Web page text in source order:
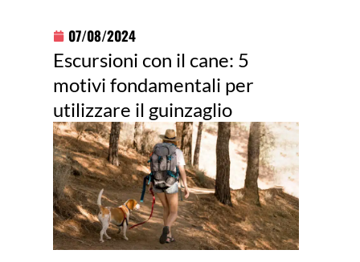
07/08/2024
Escursioni con il cane: 5
motivi fondamentali per
utilizzare il guinzaglio